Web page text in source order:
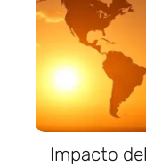
Impacto